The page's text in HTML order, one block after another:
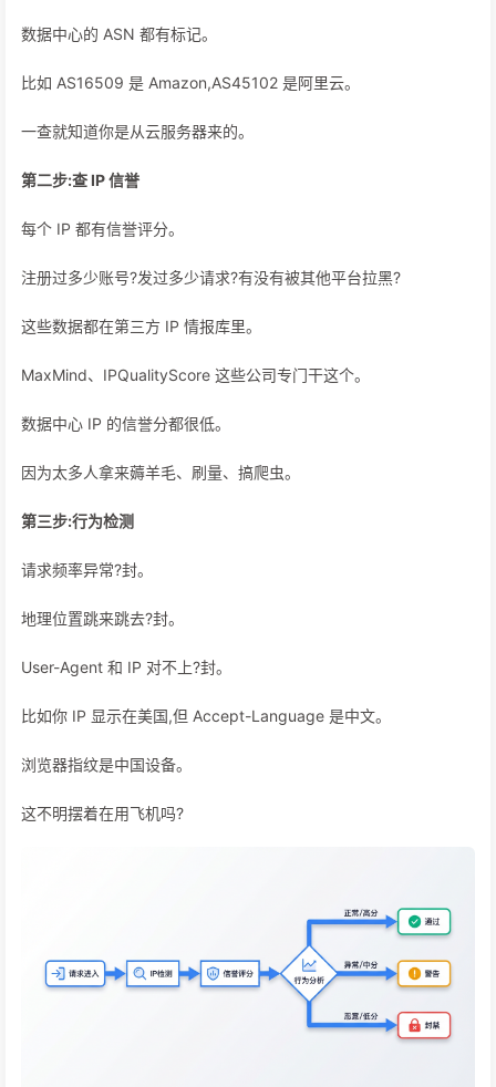
数据中心的 ASN 都有标记。
比如 AS16509 是 Amazon,AS45102 是阿里云。
一查就知道你是从云服务器来的。
第二步:查 IP 信誉
每个 IP 都有信誉评分。
注册过多少账号?发过多少请求?有没有被其他平台拉黑?
这些数据都在第三方 IP 情报库里。
MaxMind、IPQualityScore 这些公司专门干这个。
数据中心 IP 的信誉分都很低。
因为太多人拿来薅羊毛、刷量、搞爬虫。
第三步:行为检测
请求频率异常?封。
地理位置跳来跳去?封。
User-Agent 和 IP 对不上?封。
比如你 IP 显示在美国,但 Accept-Language 是中文。
浏览器指纹是中国设备。
这不明摆着在用飞机吗?